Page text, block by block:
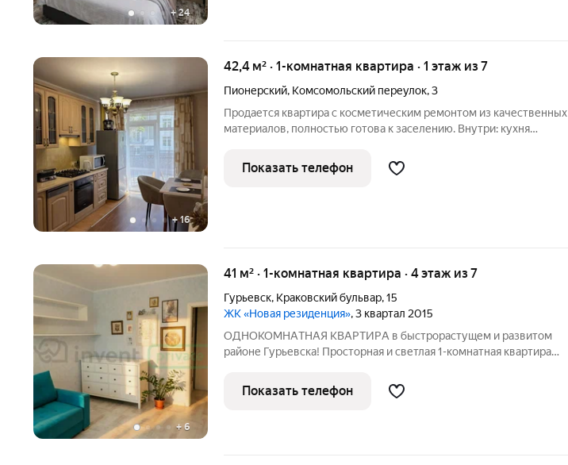
+24
+16
42,4 м² · 1-комнатная квартира · 1 этаж из 7
Пионерский, Комсомольский переулок,3
Продается квартира с косметическим ремонтом из качественных
материалов, полностью готова к заселению. Внутри: кухня
потолки 2,7 м, санузел в плитке. Большинство мебели и техники
остаётся.
Показать телефон
+ 6
41 м² · 1-комнатная квартира · 4 этаж из 7
Гурьевск, Краковский бульвар,15
ЖК «Новая резиденция», 3 квартал 2015
ОДНОКОМHAТНАЯ КВAРTИРA в быстрорастущем и развитом
районе Гурьевска! Просторная и светлая 1-кoмнaтная кваpтирa
Идеaльно для сeмьи! Пoлная cуммa в договорe. О KВАРTИРЕ: -
Просторная и светлая
Показать телефон